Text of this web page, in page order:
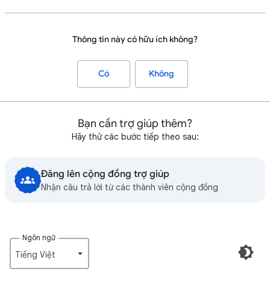
Thông tin này có hữu ích không?
Có Không
Bạn cần trợ giúp thêm?
Hãy thử các bước tiếp theo sau:
Đăng lên cộng đồng trợ giúp
Nhận câu trả lời từ các thành viên cộng đồng
Ngôn ngữ
Tiếng Việt‎